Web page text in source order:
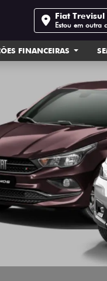
Fiat Trevisul
Estou em outra
FINANCEIRAS